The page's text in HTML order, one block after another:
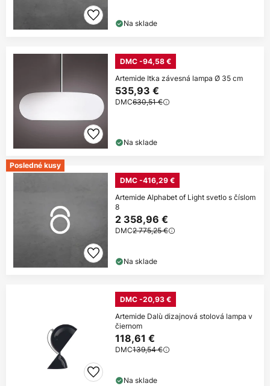
Na sklade
DMC -94,58 €
Artemide Itka závesná lampa Ø 35 cm
535,93 €
DMC630,51 €
Na sklade
Posledné kusy
DMC -416,29 €
Artemide Alphabet of Light svetlo s číslom
8
2 358,96 €
DMC2 775,25 €
Na sklade
DMC -20,93 €
Artemide Dalù dizajnová stolová lampa v
čiernom
118,61 €
DMC139,54 €
Na sklade